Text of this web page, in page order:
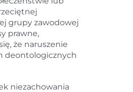
grupy zawodowej
prawne,
że naruszenie
deontologicznych
niezachowania